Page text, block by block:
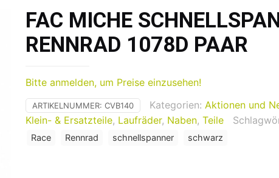
FAC MICHE
RENNRAD 1078D PAAR
Bitte anmelden, um Preise einzusehen!
ARTIKELNUMMER: CVB140 Kategorien: Aktionen und
Klein- & Ersatzteile, Laufräder, Naben, Teile
Race
Rennrad schnellspanner schwarz